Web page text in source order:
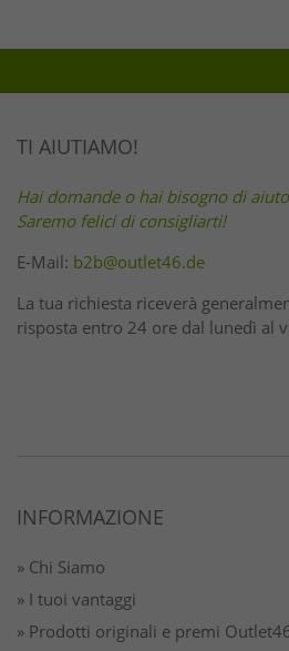
TI AIUTIAMO!
Hai domande o hai bisogno di
Saremo felici di consigliarti!
E-Mail: b2b@outlet46.de
La tua richiesta riceverà
risposta entro 24 ore dal lunedì al
INFORMAZIONE
» Chi Siamo
» I tuoi vantaggi
» Prodotti originali e premi